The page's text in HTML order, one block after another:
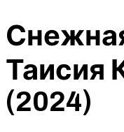
Таисия
(2024)